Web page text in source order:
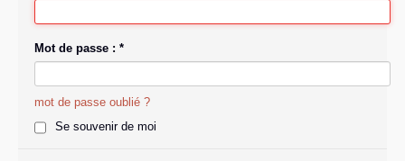
Mot de passe : *
mot de passe oublié ?
Se souvenir de moi